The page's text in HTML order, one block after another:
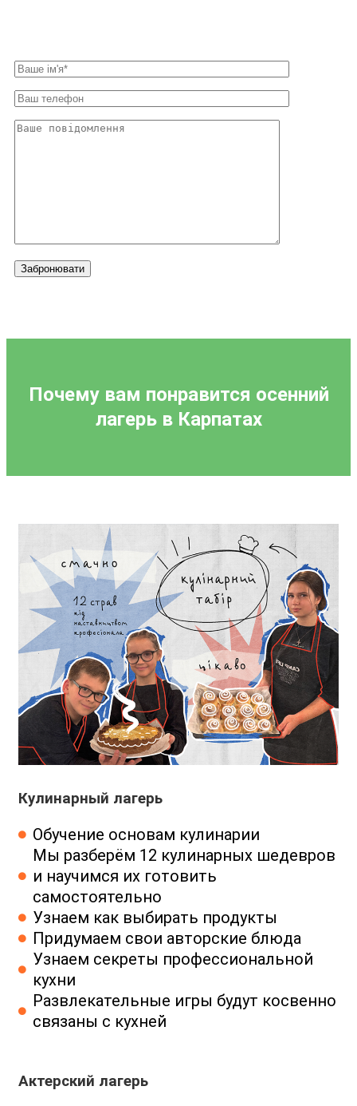
Забронювати
Почему вам понравится осенний
лагерь в Карпатах
Кулинарный лагерь
Обучение основам кулинарии
Мы разберём 12 кулинарных шедевров
и научимся их готовить
самостоятельно
Узнаем как выбирать продукты
Придумаем свои авторские блюда
Узнаем секреты профессиональной
кухни
Развлекательные игры будут косвенно
связаны с кухней
Актерский лагерь